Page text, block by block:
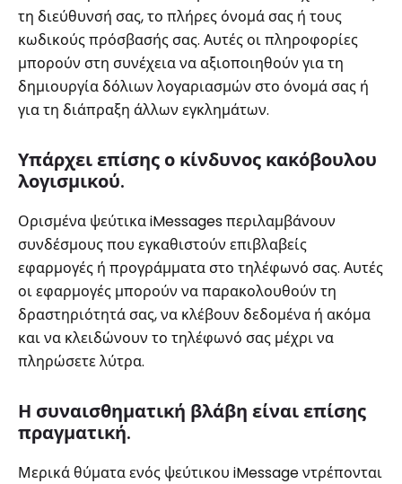
τη διεύθυνσή σας, το πλήρες όνομά σας ή τους
κωδικούς πρόσβασής σας. Αυτές οι πληροφορίες
μπορούν στη συνέχεια να αξιοποιηθούν για τη
δημιουργία δόλιων λογαριασμών στο όνομά σας ή
για τη διάπραξη άλλων εγκλημάτων.
Υπάρχει επίσης ο κίνδυνος κακόβουλου
λογισμικού.
Ορισμένα ψεύτικα iMessages περιλαμβάνουν
συνδέσμους που εγκαθιστούν επιβλαβείς
εφαρμογές ή προγράμματα στο τηλέφωνό σας. Αυτές
οι εφαρμογές μπορούν να παρακολουθούν τη
δραστηριότητά σας, να κλέβουν δεδομένα ή ακόμα
και να κλειδώνουν το τηλέφωνό σας μέχρι να
πληρώσετε λύτρα.
Η συναισθηματική βλάβη είναι επίσης
πραγματική.
Μερικά θύματα ενός ψεύτικου iMessage ντρέπονται